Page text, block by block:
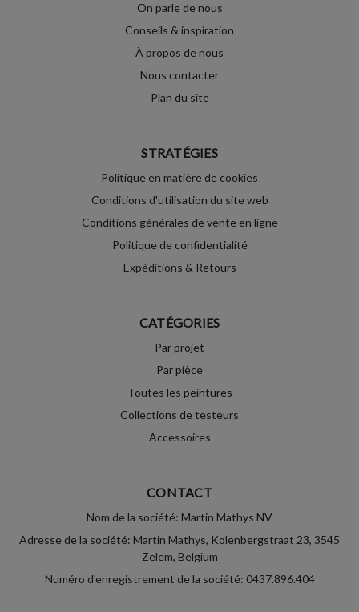
On parle de nous
Conseils & inspiration
À propos de nous
Nous contacter
Plan du site
STRATÉGIES
Politique en matière de cookies
Conditions d'utilisation du site web
Conditions générales de vente en ligne
Politique de confidentialité
Expéditions & Retours
CATÉGORIES
Par projet
Par pièce
Toutes les peintures
Collections de testeurs
Accessoires
CONTACT
Nom de la société: Martin Mathys NV
Adresse de la société: Martin Mathys, Kolenbergstraat 23, 3545
Zelem, Belgium
Numéro d'enregistrement de la société: 0437.896.404